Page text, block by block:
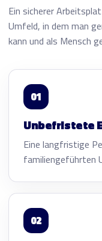
Ein sicherer
Umfeld, in dem man
kann und als Mensch
01
Unbefristete
Eine langfristige
familiengeführten
02